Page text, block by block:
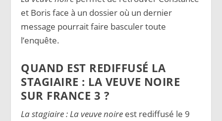
et Boris face à un dossier où un dernier
message pourrait faire basculer toute
l’enquête.
QUAND EST REDIFFUSÉ LA
STAGIAIRE : LA VEUVE NOIRE
SUR FRANCE 3 ?
La stagiaire : La veuve noire est rediffusé le 9